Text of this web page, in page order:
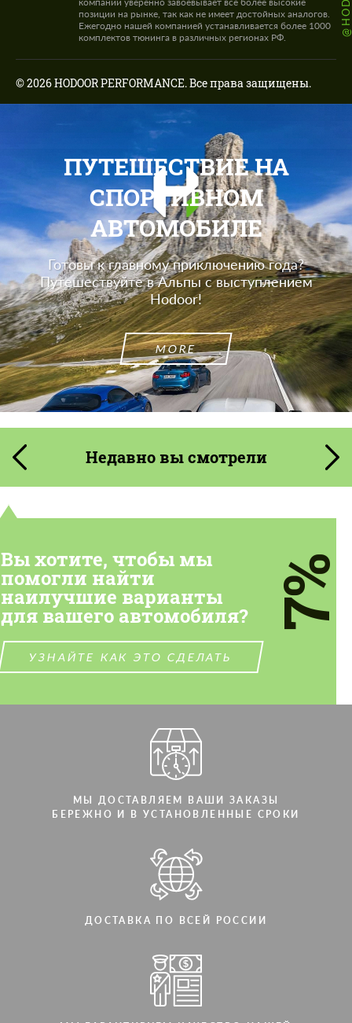
позиции на рынке, так как не имеет достойных аналогов.
Ежегодно нашей компанией устанавливается более 1000
комплектов тюнинга в различных регионах РФ.
© 2026 HODOOR PERFORMANCE. Все права защищены.
ПУТЕШЕСТВИЕ НА
СПОРТИВНОМ
АВТОМОБИЛЕ
Готовы к главному приключению года?
Путешествуйте в Альпы с выступлением
Hodoor!
MORE
Недавно вы смотрели
Вы хотите, чтобы мы
помогли найти
наилучшие варианты
для вашего автомобиля?
УЗНАЙТЕ КАК ЭТО СДЕЛАТЬ
7%
МЫ ДОСТАВЛЯЕМ ВАШИ ЗАКАЗЫ
БЕРЕЖНО И В УСТАНОВЛЕННЫЕ СРОКИ
ДОСТАВКА ПО ВСЕЙ РОССИИ